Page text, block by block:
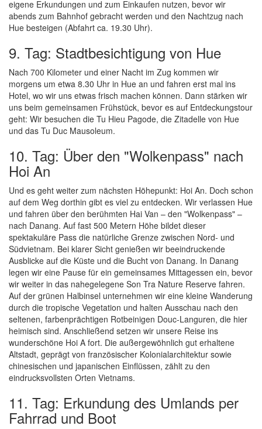
eigene Erkundungen und zum Einkaufen nutzen, bevor wir
abends zum Bahnhof gebracht werden und den Nachtzug nach
Hue besteigen (Abfahrt ca. 19.30 Uhr).
9. Tag: Stadtbesichtigung von Hue
Nach 700 Kilometer und einer Nacht im Zug kommen wir
morgens um etwa 8.30 Uhr in Hue an und fahren erst mal ins
Hotel, wo wir uns etwas frisch machen können. Dann stärken wir
uns beim gemeinsamen Frühstück, bevor es auf Entdeckungstour
geht: Wir besuchen die Tu Hieu Pagode, die Zitadelle von Hue
und das Tu Duc Mausoleum.
10. Tag: Über den "Wolkenpass" nach
Hoi An
Und es geht weiter zum nächsten Höhepunkt: Hoi An. Doch schon
auf dem Weg dorthin gibt es viel zu entdecken. Wir verlassen Hue
und fahren über den berühmten Hai Van – den "Wolkenpass" –
nach Danang. Auf fast 500 Metern Höhe bildet dieser
spektakuläre Pass die natürliche Grenze zwischen Nord- und
Südvietnam. Bei klarer Sicht genießen wir beeindruckende
Ausblicke auf die Küste und die Bucht von Danang. In Danang
legen wir eine Pause für ein gemeinsames Mittagessen ein, bevor
wir weiter in das nahegelegene Son Tra Nature Reserve fahren.
Auf der grünen Halbinsel unternehmen wir eine kleine Wanderung
durch die tropische Vegetation und halten Ausschau nach den
seltenen, farbenprächtigen Rotbeinigen Douc-Languren, die hier
heimisch sind. Anschließend setzen wir unsere Reise ins
wunderschöne Hoi A fort. Die außergewöhnlich gut erhaltene
Altstadt, geprägt von französischer Kolonialarchitektur sowie
chinesischen und japanischen Einflüssen, zählt zu den
eindrucksvollsten Orten Vietnams.
11. Tag: Erkundung des Umlands per
Fahrrad und Boot